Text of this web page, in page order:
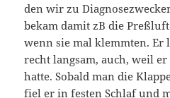
den wir zu
bekam damit zB die
wenn sie mal klemmten. Er
recht langsam, auch, weil er
hatte. Sobald man die
fiel er in festen Schlaf und